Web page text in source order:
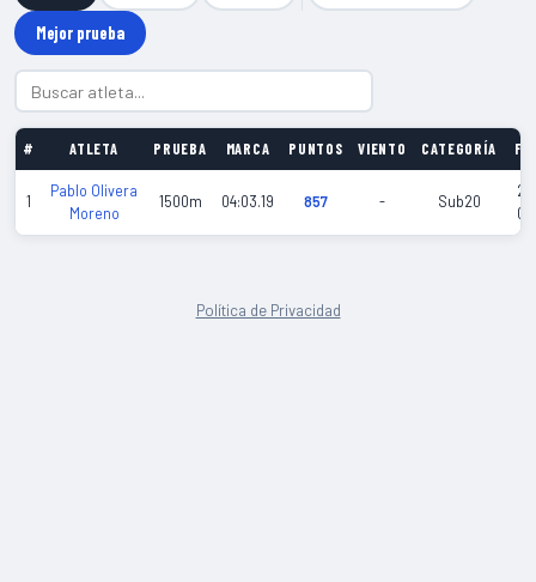
Mejor prueba
# ATLETA PRUEBA MARCA PUNTOS VIENTO CATEGORÍA
1
Pablo Olivera
Moreno
1500m 04:03.19 857 - Sub20
Política de Privacidad